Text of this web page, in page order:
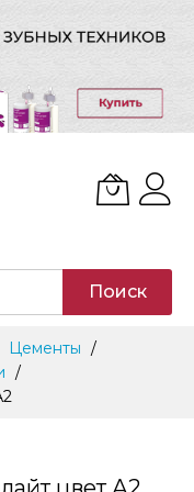
Поиск
Цементы